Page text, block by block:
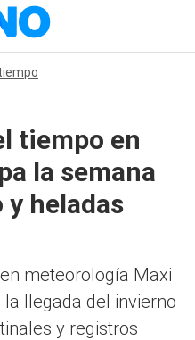
tiempo en
la semana
y heladas
meteorología Maxi
la llegada del invierno
y registros